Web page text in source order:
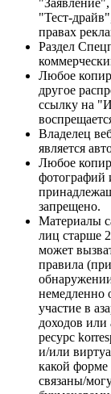
"Тест-
правах
Раздел
Любое
другое
ссылку на
Владелец
является
Любое
фотографий
запрещено.
Материалы
лиц старше
может
правила
немедленно
участие в
доходов
ресурс
и/или
какой форме
связаны/